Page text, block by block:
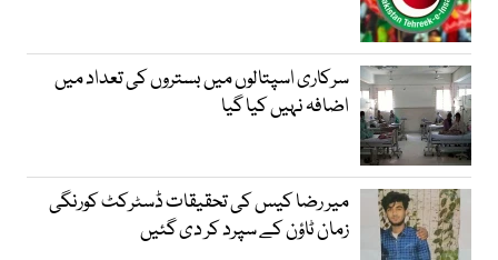
سرکاری اسپتالوں میں بستروں کی تعداد میں
اضافہ نہیں کیا گیا
میر رضا کیس کی تحقیقات ڈسٹرکٹ کورنگی
زمان ٹاؤن کے سپرد کر دی گئیں